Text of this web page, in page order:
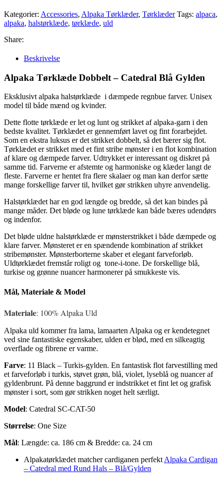
Kategorier: Accessories, Alpaka Tørklæder, Tørklæder Tags: alpaca,
alpaka, halstørklæde, tørklæde, uld
Share:
Beskrivelse
Alpaka Tørklæde Dobbelt – Catedral Blå Gylden
Eksklusivt alpaka halstørklæde i dæmpede regnbue farver. Unisex
model til både mænd og kvinder.
Dette flotte tørklæde er let og lunt og strikket af alpaka-garn i den
bedste kvalitet. Tørklædet er gennemført lavet og fint forarbejdet.
Som en ekstra luksus er det strikket dobbelt, så det bærer sig flot.
Tørklædet er strikket med et fint stribe mønster i en flot kombination
af klare og dæmpede farver. Udtrykket er interessant og diskret på
samme tid. Farverne er afstemte og harmoniske og klæder langt de
fleste. Farverne er hentet fra flere skalaer og man kan derfor sætte
mange forskellige farver til, hvilket gør strikken uhyre anvendelig.
Halstørklædet har en god længde og bredde, så det kan bindes på
mange måder. Det bløde og lune tørklæde kan både bæres udendørs
og indenfor.
Det bløde uldne halstørklæde er mønsterstrikket i både dæmpede og
klare farver. Mønsteret er en spændende kombination af strikket
stribemønster. Mønsterborterne skaber et elegant farveforløb.
Uldtørklædet fremstår roligt og tone-i-tone. De forskellige blå,
turkise og grønne nuancer harmonerer på smukkeste vis.
Mål, Materiale & Model
Materiale: 100% Alpaka Uld
Alpaka uld kommer fra lama, lamaarten Alpaka og er kendetegnet
ved sine fantastiske egenskaber, ulden er blød, med en silkeagtig
overflade og fibrene er varme.
Farve: 11 Black – Turkis-gylden. En fantastisk flot farvestilling med
et farveforløb i turkis, støvet grøn, blå, violet, lyseblå og nuancer af
gyldenbrunt. På denne baggrund er indstrikket et fint let og grafisk
mønster i sort, som gør strikken noget helt særligt.
Model: Catedral SC-CAT-50
Størrelse: One Size
Mål: Længde: ca. 186 cm & Bredde: ca. 24 cm
Alpakatørklædet matcher cardiganen perfekt Alpaka Cardigan
– Catedral med Rund Hals – Blå/Gylden